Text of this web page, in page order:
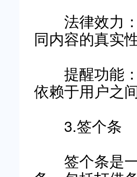
法律效力：
同内容的真实
提醒功能：
依赖于用户之
3.签个条
签个条是一